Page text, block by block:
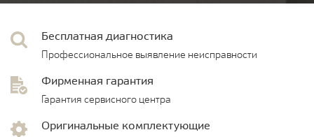
Бесплатная диагностика
Профессиональное выявление неисправности
Фирменная гарантия
Гарантия сервисного центра
Оригинальные комплектующие